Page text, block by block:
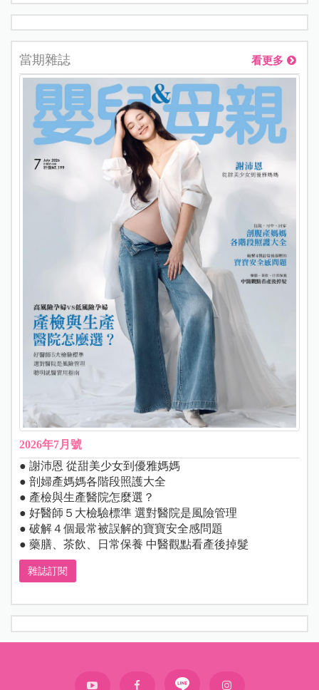
當期雜誌 看更多
2026年7月號
● 謝沛恩 從甜美少女到優雅媽媽
● 剖婦產媽媽各階段照護大全
● 產檢與生產醫院怎麼選？
● 好醫師５大檢驗標準 選對醫院是風險管理
● 破解４個最常被誤解的寶寶安全感問題
● 藥膳、茶飲、日常保養 中醫觀點看產後掉髮
雜誌訂閱